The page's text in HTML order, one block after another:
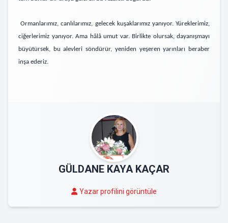
Ormanlarımız, canlılarımız, gelecek kuşaklarımız yanıyor. Yüreklerimiz,
ciğerlerimiz yanıyor. Ama hâlâ umut var. Birlikte olursak, dayanışmayı
büyütürsek, bu alevleri söndürür, yeniden yeşeren yarınları beraber
inşa ederiz.
GÜLDANE KAYA KAÇAR
Yazar profilini görüntüle